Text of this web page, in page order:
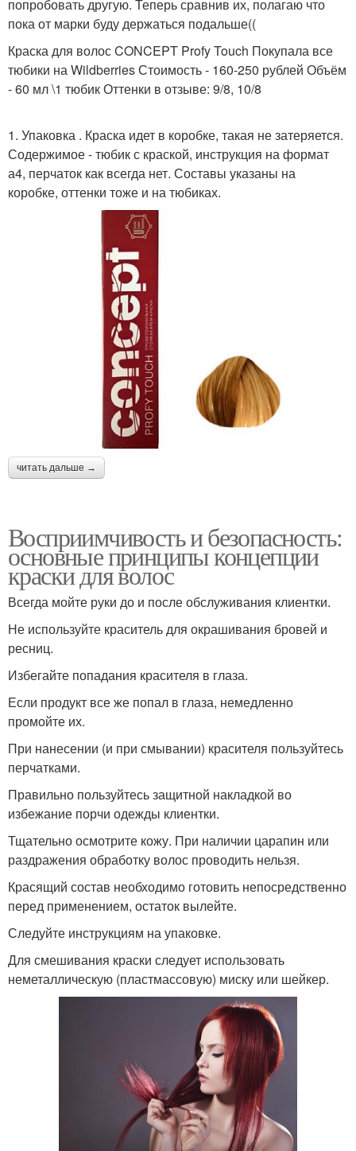
попробовать другую. Теперь сравнив их, полагаю что
пока от марки буду держаться подальше((
Краска для волос CONCEPT Profy Touch Покупала все
тюбики на Wildberries Стоимость - 160-250 рублей Объём
- 60 мл \1 тюбик Оттенки в отзыве: 9/8, 10/8
1. Упаковка . Краска идет в коробке, такая не затеряется.
Содержимое - тюбик с краской, инструкция на формат
а4, перчаток как всегда нет. Составы указаны на
коробке, оттенки тоже и на тюбиках.
читать дальше →
Восприимчивость и безопасность:
основные принципы концепции
краски для волос
Всегда мойте руки до и после обслуживания клиентки.
Не используйте краситель для окрашивания бровей и
ресниц.
Избегайте попадания красителя в глаза.
Если продукт все же попал в глаза, немедленно
промойте их.
При нанесении (и при смывании) красителя пользуйтесь
перчатками.
Правильно пользуйтесь защитной накладкой во
избежание порчи одежды клиентки.
Тщательно осмотрите кожу. При наличии царапин или
раздражения обработку волос проводить нельзя.
Красящий состав необходимо готовить непосредственно
перед применением, остаток вылейте.
Следуйте инструкциям на упаковке.
Для смешивания краски следует использовать
неметаллическую (пластмассовую) миску или шейкер.